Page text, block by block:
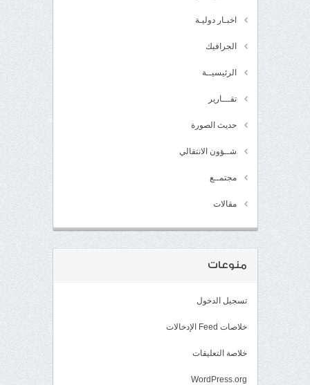
اخبـار دوليـة
الجرافيك
الرئيسيــة
تقـــارير
حديث الصورة
شــؤون الانتقالي
مجتمــع
مقالات
منوعات
تسجيل الدخول
خلاصات Feed الإدخالات
خلاصة التعليقات
WordPress.org